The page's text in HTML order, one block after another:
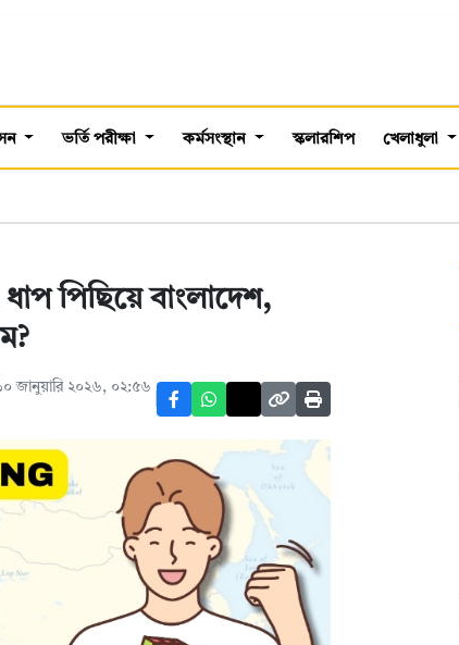
ভর্তি পরীক্ষা কর্মসংস্থান স্কলারশিপ খেলাধুলা
পিছিয়ে বাংলাদেশ,
জানুয়ারি ২০২৬, ০২:৫৬